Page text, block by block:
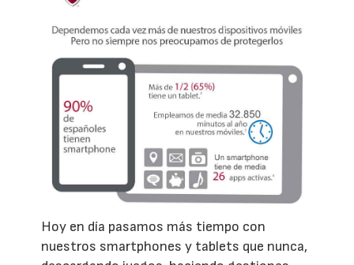
Hoy en día pasamos más tiempo con
nuestros smartphones y tablets que nunca,